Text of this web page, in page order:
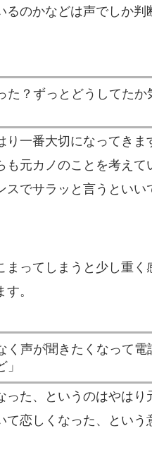
るのかなどは声でしか判
た？ずっとどうしてたか
り一番大切になってきま
も元カノのことを考えて
スでサラッと言うといい
まってしまうと少し重く
。
声が聞きたくなって電
った、というのはやはり
て恋しくなった、という